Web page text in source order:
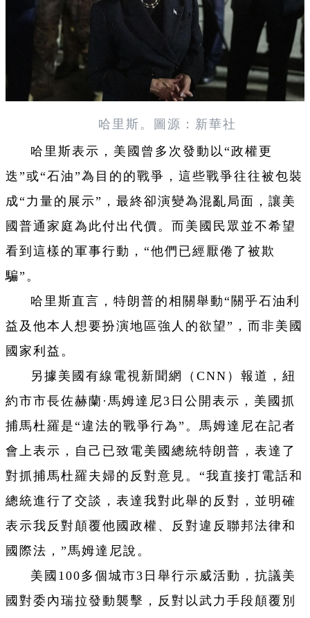
哈里斯。圖源：新華社
哈里斯表示，美國曾多次發動以“政權更
迭”或“石油”為目的的戰爭，這些戰爭往往被包裝
成“力量的展示”，最終卻演變為混亂局面，讓美
國普通家庭為此付出代價。而美國民眾並不希望
看到這樣的軍事行動，“他們已經厭倦了被欺
騙”。
哈里斯直言，特朗普的相關舉動“關乎石油利
益及他本人想要扮演地區強人的欲望”，而非美國
國家利益。
另據美國有線電視新聞網（CNN）報道，紐
約市市長佐赫蘭·馬姆達尼3日公開表示，美國抓
捕馬杜羅是“違法的戰爭行為”。 馬姆達尼在記者
會上表示，自己已致電美國總統特朗普，表達了
對抓捕馬杜羅夫婦的反對意見。“我直接打電話和
總統進行了交談，表達我對此舉的反對，並明確
表示我反對顛覆他國政權、反對違反聯邦法律和
國際法，”馬姆達尼說。
美國100多個城市3日舉行示威活動，抗議美
國對委內瑞拉發動襲擊，反對以武力手段顛覆別